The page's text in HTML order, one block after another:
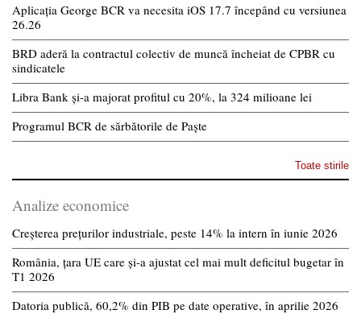
Aplicația George BCR va necesita iOS 17.7 începând cu versiunea
26.26
BRD aderă la contractul colectiv de muncă încheiat de CPBR cu
sindicatele
Libra Bank și-a majorat profitul cu 20%, la 324 milioane lei
Programul BCR de sărbătorile de Paște
Toate stirile
Analize economice
Creșterea prețurilor industriale, peste 14% la intern în iunie 2026
România, țara UE care și-a ajustat cel mai mult deficitul bugetar în
T1 2026
Datoria publică, 60,2% din PIB pe date operative, în aprilie 2026